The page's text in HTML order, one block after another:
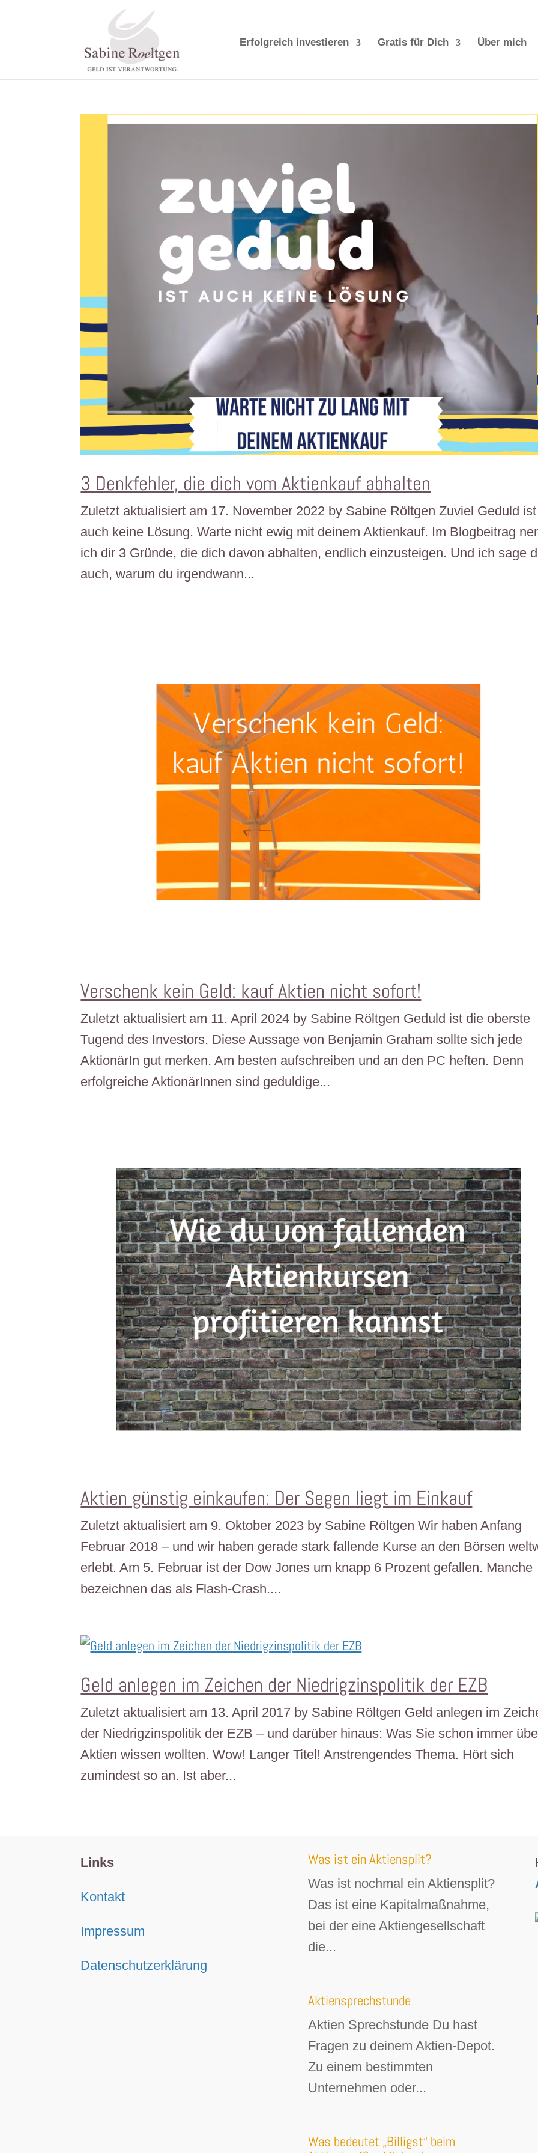
Erfolgreich investieren Gratis für Dich Über mich
3 Denkfehler, die dich vom Aktienkauf abhalten
Zuletzt aktualisiert am 17. November 2022 by Sabine Röltgen Zuviel Geduld ist
auch keine Lösung. Warte nicht ewig mit deinem Aktienkauf. Im Blogbeitrag
ich dir 3 Gründe, die dich davon abhalten, endlich einzusteigen. Und ich sage
auch, warum du irgendwann...
Verschenk kein Geld: kauf Aktien nicht sofort!
Zuletzt aktualisiert am 11. April 2024 by Sabine Röltgen Geduld ist die oberste
Tugend des Investors. Diese Aussage von Benjamin Graham sollte sich jede
AktionärIn gut merken. Am besten aufschreiben und an den PC heften. Denn
erfolgreiche AktionärInnen sind geduldige...
Aktien günstig einkaufen: Der Segen liegt im Einkauf
Zuletzt aktualisiert am 9. Oktober 2023 by Sabine Röltgen Wir haben Anfang
Februar 2018 – und wir haben gerade stark fallende Kurse an den Börsen
erlebt. Am 5. Februar ist der Dow Jones um knapp 6 Prozent gefallen. Manche
bezeichnen das als Flash-Crash....
Geld anlegen im Zeichen der Niedrigzinspolitik der EZB
Zuletzt aktualisiert am 13. April 2017 by Sabine Röltgen Geld anlegen im
der Niedrigzinspolitik der EZB – und darüber hinaus: Was Sie schon immer
Aktien wissen wollten. Wow! Langer Titel! Anstrengendes Thema. Hört sich
zumindest so an. Ist aber...
Links
Kontakt
Impressum
Datenschutzerklärung
Was ist ein Aktiensplit?
Was ist nochmal ein Aktiensplit?
Das ist eine Kapitalmaßnahme,
bei der eine Aktiengesellschaft
die...
Aktiensprechstunde
Aktien Sprechstunde Du hast
Fragen zu deinem Aktien-Depot.
Zu einem bestimmten
Unternehmen oder...
Was bedeutet „Billigst“ beim